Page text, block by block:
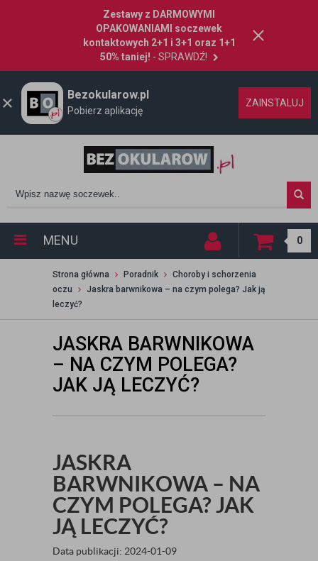
Zestawy z DARMOWYMI
OPAKOWANIAMI soczewek
kontaktowych 2+1 i 3+1 oraz 1+1
50% taniej! - SPRAWDŹ!
Bezokularow.pl
Pobierz aplikację
ZAINSTALUJ
MENU 0
Strona główna Poradnik
Choroby i schorzenia
oczu
Jaskra barwnikowa – na czym polega? Jak ją
leczyć?
JASKRA BARWNIKOWA
– NA CZYM POLEGA?
JAK JĄ LECZYĆ?
JASKRA
BARWNIKOWA – NA
CZYM POLEGA? JAK
JĄ LECZYĆ?
Data publikacji: 2024-01-09